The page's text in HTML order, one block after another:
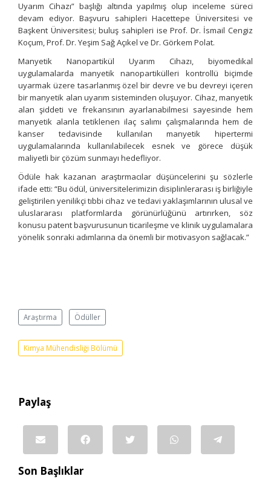
Uyarım Cihazı” başlığı altında yapılmış olup inceleme süreci
devam ediyor. Başvuru sahipleri Hacettepe Üniversitesi ve
Başkent Üniversitesi; buluş sahipleri ise Prof. Dr. İsmail Cengiz
Koçum, Prof. Dr. Yeşim Sağ Açıkel ve Dr. Görkem Polat.
Manyetik Nanopartikül Uyarım Cihazı, biyomedikal
uygulamalarda manyetik nanopartikülleri kontrollü biçimde
uyarmak üzere tasarlanmış özel bir devre ve bu devreyi içeren
bir manyetik alan uyarım sisteminden oluşuyor. Cihaz, manyetik
alan şiddeti ve frekansının ayarlanabilmesi sayesinde hem
manyetik alanla tetiklenen ilaç salımı çalışmalarında hem de
kanser tedavisinde kullanılan manyetik hipertermi
uygulamalarında kullanılabilecek esnek ve görece düşük
maliyetli bir çözüm sunmayı hedefliyor.
Ödüle hak kazanan araştırmacılar düşüncelerini şu sözlerle
ifade etti: “Bu ödül, üniversitelerimizin disiplinlerarası iş birliğiyle
geliştirilen yenilikçi tıbbi cihaz ve tedavi yaklaşımlarının ulusal ve
uluslararası platformlarda görünürlüğünü artırırken, söz
konusu patent başvurusunun ticarileşme ve klinik uygulamalara
yönelik sonraki adımlarına da önemli bir motivasyon sağlacak.”
Araştırma Ödüller
Kimya Mühendisliği Bölümü
Paylaş
Son Başlıklar